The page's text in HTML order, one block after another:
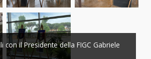
con il Presidente della FIGC Gabriele